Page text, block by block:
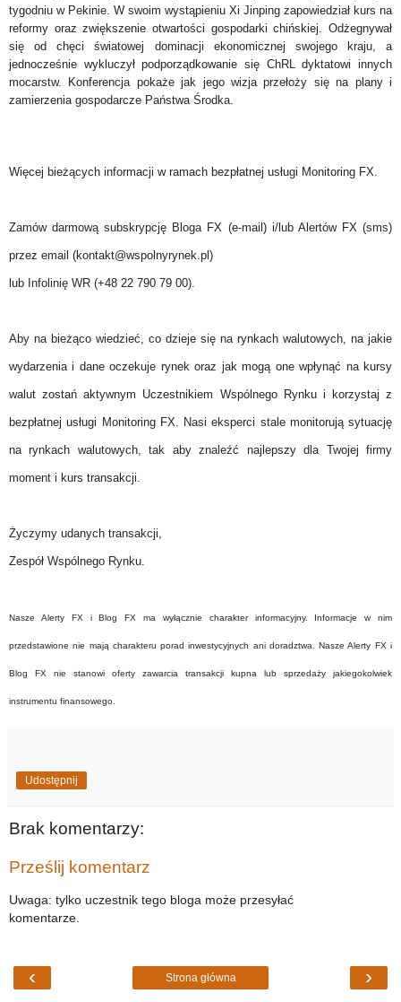
tygodniu w Pekinie. W swoim wystąpieniu Xi Jinping zapowiedział kurs na
reformy oraz zwiększenie otwartości gospodarki chińskiej. Odżegnywał
się od chęci światowej dominacji ekonomicznej swojego kraju, a
jednocześnie wykluczył podporządkowanie się ChRL dyktatowi innych
mocarstw. Konferencja pokaże jak jego wizja przełoży się na plany i
zamierzenia gospodarcze Państwa Środka.
Więcej bieżących informacji w ramach bezpłatnej usługi Monitoring FX.
Zamów darmową subskrypcję Bloga FX (e-mail) i/lub Alertów FX (sms)
przez email (kontakt@wspolnyrynek.pl)
lub Infolinię WR (+48 22 790 79 00).
Aby na bieżąco wiedzieć, co dzieje się na rynkach walutowych, na jakie
wydarzenia i dane oczekuje rynek oraz jak mogą one wpłynąć na kursy
walut zostań aktywnym Uczestnikiem Wspólnego Rynku i korzystaj z
bezpłatnej usługi Monitoring FX. Nasi eksperci stale monitorują sytuację
na rynkach walutowych, tak aby znaleźć najlepszy dla Twojej firmy
moment i kurs transakcji.
Życzymy udanych transakcji,
Zespół Wspólnego Rynku.
Nasze Alerty FX i Blog FX ma wyłącznie charakter informacyjny. Informacje w nim
przedstawione nie mają charakteru porad inwestycyjnych ani doradztwa. Nasze Alerty FX i
Blog FX nie stanowi oferty zawarcia transakcji kupna lub sprzedaży jakiegokolwiek
instrumentu finansowego.
Udostępnij
Brak komentarzy:
Prześlij komentarz
Uwaga: tylko uczestnik tego bloga może przesyłać
komentarze.
‹ ›
Strona główna